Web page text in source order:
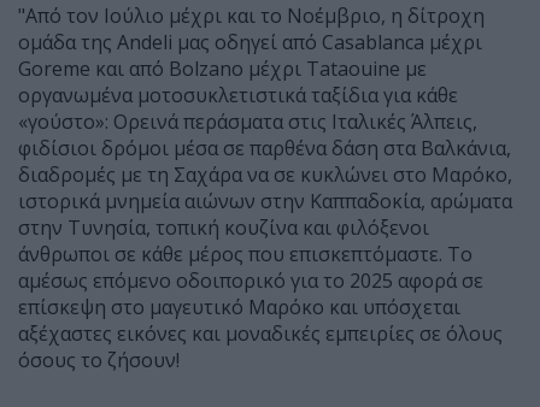
"Από τον Ιούλιο μέχρι και το Νοέμβριο, η δίτροχη
ομάδα της Andeli μας οδηγεί από Casablanca μέχρι
Goreme και από Bolzano μέχρι Tataouine με
οργανωμένα μοτοσυκλετιστικά ταξίδια για κάθε
«γούστο»: Ορεινά περάσματα στις Ιταλικές Άλπεις,
φιδίσιοι δρόμοι μέσα σε παρθένα δάση στα Βαλκάνια,
διαδρομές με τη Σαχάρα να σε κυκλώνει στο Μαρόκο,
ιστορικά μνημεία αιώνων στην Καππαδοκία, αρώματα
στην Τυνησία, τοπική κουζίνα και φιλόξενοι
άνθρωποι σε κάθε μέρος που επισκεπτόμαστε. Το
αμέσως επόμενο οδοιπορικό για το 2025 αφορά σε
επίσκεψη στο μαγευτικό Μαρόκο και υπόσχεται
αξέχαστες εικόνες και μοναδικές εμπειρίες σε όλους
όσους το ζήσουν!